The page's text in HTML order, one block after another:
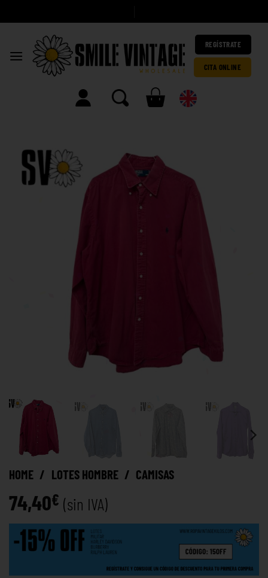
REGÍSTRATE
CITA ONLINE
HOME / LOTES HOMBRE / CAMISAS
74,40€ (sin IVA)